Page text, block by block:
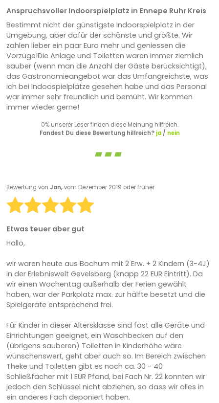
Anspruchsvoller Indoorspielplatz in Ennepe Ruhr Kreis
Bestimmt nicht der günstigste Indoorspielplatz in der
Umgebung, aber dafür der schönste und größte. Wir
zahlen lieber ein paar Euro mehr und geniessen die
Vorzüge!Die Anlage und Toiletten waren immer ziemlich
sauber (wenn man die Anzahl der Gäste berücksichtigt),
das Gastronomieangebot war das Umfangreichste, was
ich bei Indoospielplätze gesehen habe und das Personal
war immer sehr freundlich und bemüht. Wir kommen
immer wieder gerne!
0% unserer Leser finden diese Meinung hilfreich.
Fandest Du diese Bewertung hilfreich? ja/ nein
Bewertung von Jan,vom Dezember 2019 oder früher
Etwas teuer aber gut
Hallo,
wir waren heute aus Bochum mit 2 Erw. + 2 Kindern (3-4J)
in der Erlebniswelt Gevelsberg (knapp 22 EUR Eintritt). Da
wir einen Wochentag außerhalb der Ferien gewählt
haben, war der Parkplatz max. zur hälfte besetzt und die
Spielgeräte entsprechend frei.
Für Kinder in dieser Altersklasse sind fast alle Geräte und
Einrichtungen geeignet, ein Waschbecken auf den
(übrigens sauberen) Toiletten in Kinderhöhe wäre
wünschenswert, geht aber auch so. Im Bereich zwischen
Theke und Toiletten gibt es noch ca. 30 - 40
Schließfächer mit 1 EUR Pfand, bei Fach Nr. 22 konnten wir
jedoch den Schlüssel nicht abziehen, so dass wir alles in
ein anderes Fach deponiert haben.